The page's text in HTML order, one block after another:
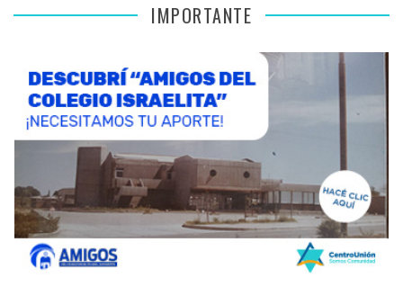
IMPORTANTE